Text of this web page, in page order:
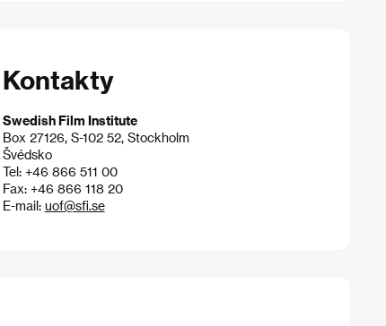
Kontakty
Swedish Film Institute
Box 27126, S-102 52, Stockholm
Švédsko
Tel: +46 866 511 00
Fax: +46 866 118 20
E-mail: uof@sfi.se